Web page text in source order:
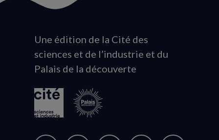
Animation
du
logo
Une édition de la Cité des
sciences et de l’industrie et du
Palais de la découverte